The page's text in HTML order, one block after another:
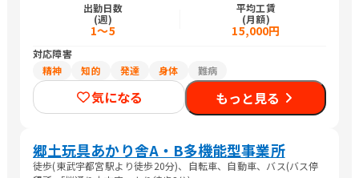
出勤日数
(週)
1～5
平均工賃
(月額)
15,000円
対応障害
精神
知的 発達 身体 難病
気になる もっと見る
郷土玩具あかり舎A・B多機能型事業所
徒歩(東武宇都宮駅より徒歩20分)、自転車、自動車、バス(バス停